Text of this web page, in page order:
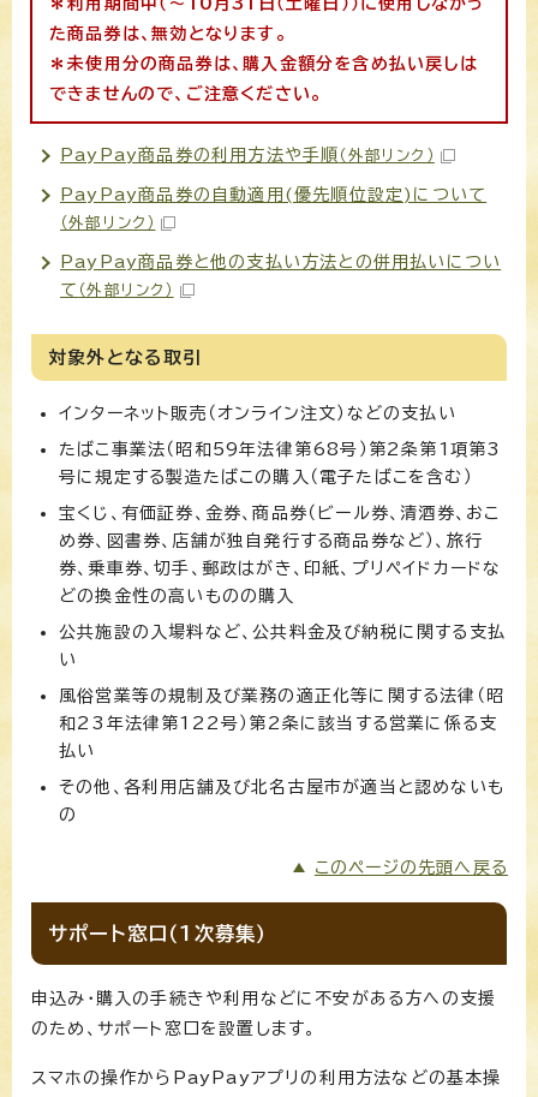
た商品券は、無効となります。
＊未使用分の商品券は、購入金額分を含め払い戻しは
できませんので、 ご注意ください。
PayPay商品券の利用方法や手順 （外部リンク）
PayPay商品券の自動適用(優先順位設定)について
（外部リンク）
PayPay商品券と他の支払い方法との併用払いについ
て （外部リンク）
対象外となる取引
インターネット販売（オンライン注文）などの支払い
たばこ事業法（昭和59年法律第68号）第2条第1項第3
号に規定する製造たばこの購入（電子たばこを含む）
宝くじ、有価証券、金券、商品券（ビール券、清酒券、おこ
め券、図書券、店舗が独自発行する商品券など）、旅行
券、乗車券、切手、郵政はがき、印紙、プリペイドカードな
どの換金性の高いものの購入
公共施設の入場料など、公共料金及び納税に関する支払
い
風俗営業等の規制及び業務の適正化等に関する法律（昭
和23年法律第122号）第2条に該当する営業に係る支
払い
その他、各利用店舗及び北名古屋市が適当と認めないも
の
このページの先頭へ戻る
サポート窓口（1次募集）
申込み・購入の手続きや利用などに不安がある方への支援
のため、サポート窓口を設置します。
スマホの操作からPayPayアプリの利用方法などの基本操